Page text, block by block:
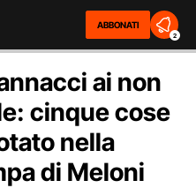
ABBONATI
2
ai non
cinque cose
nella
di Meloni